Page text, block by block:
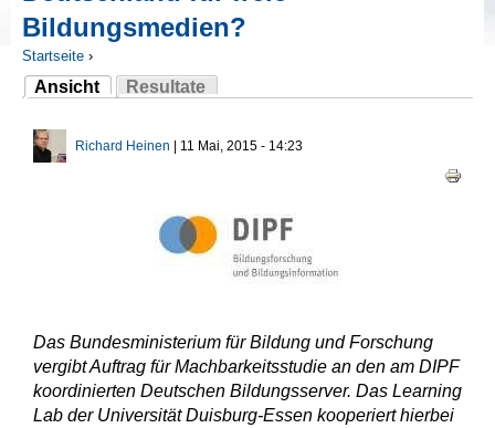
Bildungsmedien?
Sie sind hier
Startseite ›
Haupt-Reiter
Ansicht
(aktiver Reiter)
Resultate
Richard Heinen | 11 Mai, 2015 - 14:23
Das Bundesministerium für Bildung und Forschung
vergibt Auftrag für Machbarkeitsstudie an den am DIPF
koordinierten Deutschen Bildungsserver. Das Learning
Lab der Universität Duisburg-Essen kooperiert hierbei